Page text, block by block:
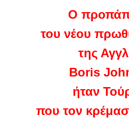
Ο
του νέου
της
Boris
ήταν
που τον